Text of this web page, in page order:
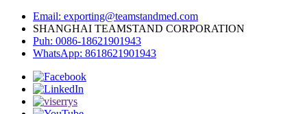
Email: exporting@teamstandmed.com
SHANGHAI TEAMSTAND CORPORATION
Puh: 0086-18621901943
WhatsApp: 8618621901943